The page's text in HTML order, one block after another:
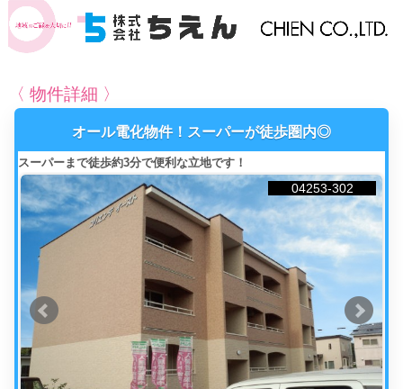
〈 物件詳細 〉
オール電化物件！スーパーが徒歩圏内◎
スーパーまで徒歩約3分で便利な立地です！
04253-302